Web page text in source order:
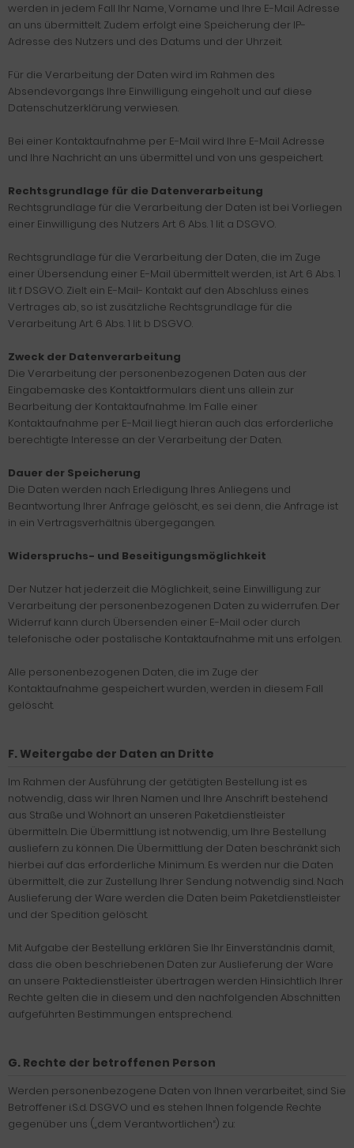
werden in jedem Fall Ihr Name, Vorname und Ihre E-Mail Adresse
an uns übermittelt. Zudem erfolgt eine Speicherung der IP-
Adresse des Nutzers und des Datums und der Uhrzeit.
Für die Verarbeitung der Daten wird im Rahmen des
Absendevorgangs Ihre Einwilligung eingeholt und auf diese
Datenschutzerklärung verwiesen.
Bei einer Kontaktaufnahme per E-Mail wird Ihre E-Mail Adresse
und Ihre Nachricht an uns übermittel und von uns gespeichert.
Rechtsgrundlage für die Datenverarbeitung
Rechtsgrundlage für die Verarbeitung der Daten ist bei Vorliegen
einer Einwilligung des Nutzers Art. 6 Abs. 1 lit. a DSGVO.
Rechtsgrundlage für die Verarbeitung der Daten, die im Zuge
einer Übersendung einer E-Mail übermittelt werden, ist Art. 6 Abs. 1
lit. f DSGVO. Zielt ein E-Mail- Kontakt auf den Abschluss eines
Vertrages ab, so ist zusätzliche Rechtsgrundlage für die
Verarbeitung Art. 6 Abs. 1 lit. b DSGVO.
Zweck der Datenverarbeitung
Die Verarbeitung der personenbezogenen Daten aus der
Eingabemaske des Kontaktformulars dient uns allein zur
Bearbeitung der Kontaktaufnahme. Im Falle einer
Kontaktaufnahme per E-Mail liegt hieran auch das erforderliche
berechtigte Interesse an der Verarbeitung der Daten.
Dauer der Speicherung
Die Daten werden nach Erledigung Ihres Anliegens und
Beantwortung Ihrer Anfrage gelöscht, es sei denn, die Anfrage ist
in ein Vertragsverhältnis übergegangen.
Widerspruchs- und Beseitigungsmöglichkeit
Der Nutzer hat jederzeit die Möglichkeit, seine Einwilligung zur
Verarbeitung der personenbezogenen Daten zu widerrufen. Der
Widerruf kann durch Übersenden einer E-Mail oder durch
telefonische oder postalische Kontaktaufnahme mit uns erfolgen.
Alle personenbezogenen Daten, die im Zuge der
Kontaktaufnahme gespeichert wurden, werden in diesem Fall
gelöscht.
F. Weitergabe der Daten an Dritte
Im Rahmen der Ausführung der getätigten Bestellung ist es
notwendig, dass wir Ihren Namen und Ihre Anschrift bestehend
aus Straße und Wohnort an unseren Paketdienstleister
übermitteln. Die Übermittlung ist notwendig, um Ihre Bestellung
ausliefern zu können. Die Übermittlung der Daten beschränkt sich
hierbei auf das erforderliche Minimum. Es werden nur die Daten
übermittelt, die zur Zustellung Ihrer Sendung notwendig sind. Nach
Auslieferung der Ware werden die Daten beim Paketdienstleister
und der Spedition gelöscht.
Mit Aufgabe der Bestellung erklären Sie Ihr Einverständnis damit,
dass die oben beschriebenen Daten zur Auslieferung der Ware
an unsere Paktedienstleister übertragen werden Hinsichtlich Ihrer
Rechte gelten die in diesem und den nachfolgenden Abschnitten
aufgeführten Bestimmungen entsprechend.
G. Rechte der betroffenen Person
Werden personenbezogene Daten von Ihnen verarbeitet, sind Sie
Betroffener i.S.d. DSGVO und es stehen Ihnen folgende Rechte
gegenüber uns („dem Verantwortlichen“) zu: